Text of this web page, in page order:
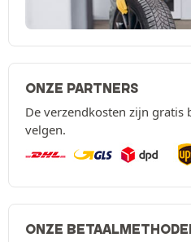
ONZE PARTNERS
De verzendkosten zijn gratis
velgen.
ONZE